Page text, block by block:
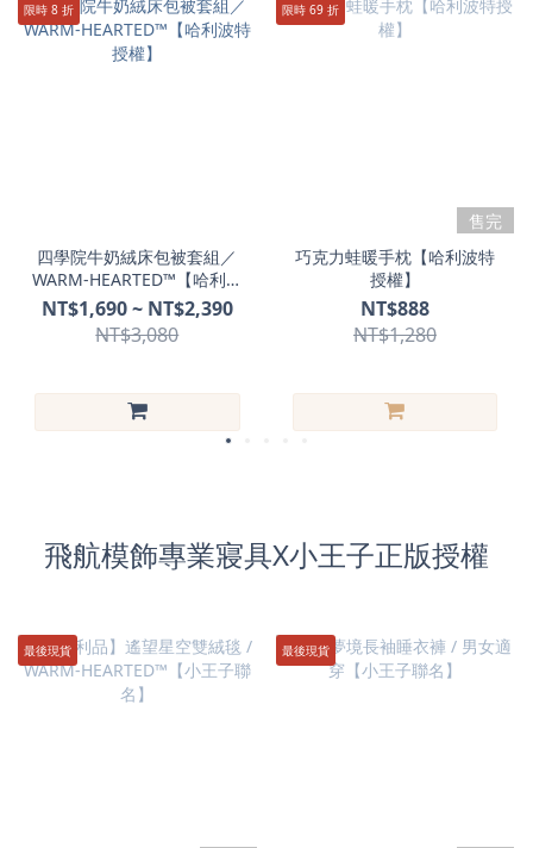
限時 8 折
四學院牛奶絨床包被套組／
WARM-HEARTED™️【哈利波
特授權】
NT$1,690 ~ NT$2,390
NT$3,080
限時 69 折
售完
巧克力蛙暖手枕【哈利波特
授權】
NT$888
NT$1,280
飛航模飾專業寢具X小王子正版授權
最後現貨 最後現貨